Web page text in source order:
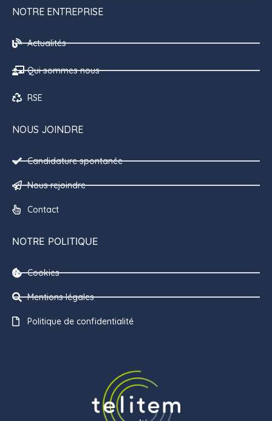
NOTRE ENTREPRISE
Actualités
Qui sommes nous
RSE
NOUS JOINDRE
Candidature spontanée
Nous rejoindre
Contact
NOTRE POLITIQUE
Cookies
Mentions légales
Politique de confidentialité